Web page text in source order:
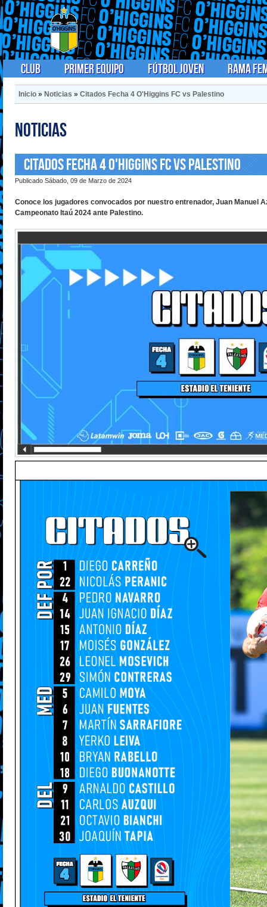
Club Primer Equipo Fútbol Joven Rama
Inicio » Noticias » Citados Fecha 4 O'Higgins FC vs Palestino
Noticias
Citados Fecha 4 O'Higgins FC vs Palestino
Publicado Sábado, 09 de Marzo de 2024
Conoce los jugadores convocados por nuestro entrenador, Juan Manuel
Campeonato Itaú 2024 ante Palestino.